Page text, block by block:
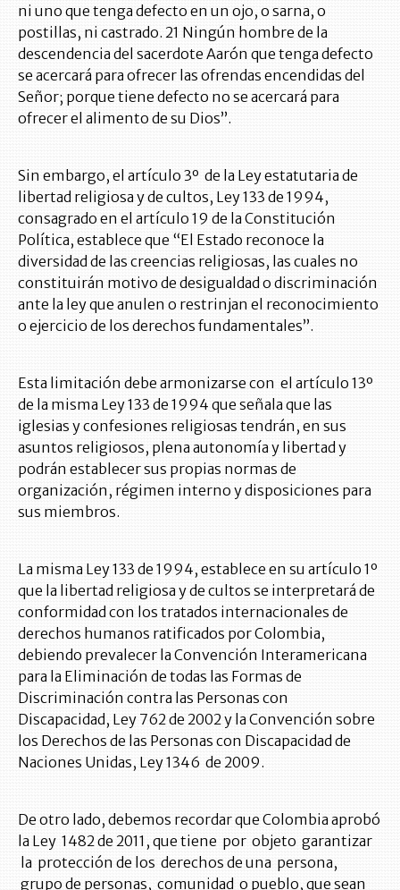
ni uno que tenga defecto en un ojo, o sarna, o
postillas, ni castrado. 21 Ningún hombre de la
descendencia del sacerdote Aarón que tenga defecto
se acercará para ofrecer las ofrendas encendidas del
Señor; porque tiene defecto no se acercará para
ofrecer el alimento de su Dios”.
Sin embargo, el artículo 3º de la Ley estatutaria de
libertad religiosa y de cultos, Ley 133 de 1994,
consagrado en el artículo 19 de la Constitución
Política, establece que “El Estado reconoce la
diversidad de las creencias religiosas, las cuales no
constituirán motivo de desigualdad o discriminación
ante la ley que anulen o restrinjan el reconocimiento
o ejercicio de los derechos fundamentales”.
Esta limitación debe armonizarse con el artículo 13º
de la misma Ley 133 de 1994 que señala que las
iglesias y confesiones religiosas tendrán, en sus
asuntos religiosos, plena autonomía y libertad y
podrán establecer sus propias normas de
organización, régimen interno y disposiciones para
sus miembros.
La misma Ley 133 de 1994, establece en su artículo 1º
que la libertad religiosa y de cultos se interpretará de
conformidad con los tratados internacionales de
derechos humanos ratificados por Colombia,
debiendo prevalecer la Convención Interamericana
para la Eliminación de todas las Formas de
Discriminación contra las Personas con
Discapacidad, Ley 762 de 2002 y la Convención sobre
los Derechos de las Personas con Discapacidad de
Naciones Unidas, Ley 1346 de 2009.
De otro lado, debemos recordar que Colombia aprobó
la Ley 1482 de 2011, que tiene por objeto garantizar
la protección de los derechos de una persona,
grupo de personas, comunidad o pueblo, que sean